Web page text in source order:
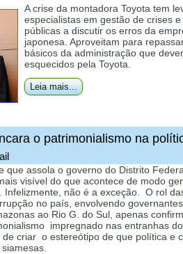
A crise da montadora Toyota tem
especialistas em gestão de crises
públicas a discutir os erros da
japonesa. Aproveitam para
básicos da administração que
esquecidos pela Toyota.
Leia mais...
o patrimonialismo na
que assola o governo do Distrito
visível do que acontece de modo
Infelizmente, não é a exceção. O rol
no país, envolvendo
ao Rio G. do Sul, apenas
impregnado nas entranhas
de criar o estereótipo de que política e